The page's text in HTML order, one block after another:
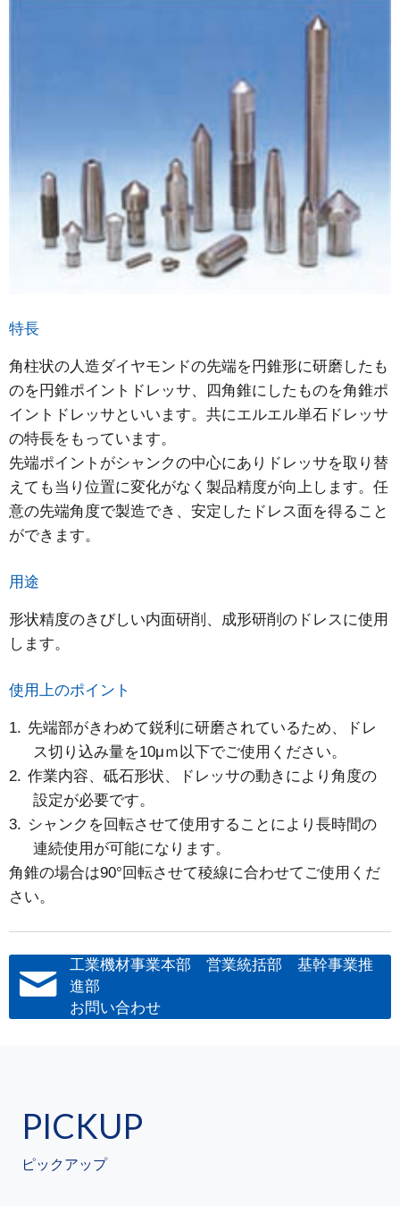
特長
角柱状の人造ダイヤモンドの先端を円錐形に研磨したも
のを円錐ポイントドレッサ、四角錐にしたものを角錐ポ
イントドレッサといいます。共にエルエル単石ドレッサ
の特長をもっています。
先端ポイントがシャンクの中心にありドレッサを取り替
えても当り位置に変化がなく製品精度が向上します。任
意の先端角度で製造でき、安定したドレス面を得ること
ができます。
用途
形状精度のきびしい内面研削、成形研削のドレスに使用
します。
使用上のポイント
先端部がきわめて鋭利に研磨されているため、ドレ
ス切り込み量を10μｍ以下でご使用ください。
作業内容、砥石形状、ドレッサの動きにより角度の
設定が必要です。
シャンクを回転させて使用することにより長時間の
連続使用が可能になります。
角錐の場合は90°回転させて稜線に合わせてご使用くだ
さい。
工業機材事業本部 営業統括部 基幹事業推
進部
お問い合わせ
PICKUP
ピックアップ